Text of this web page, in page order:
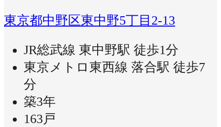
東京都中野区東中野5丁目2-13
JR総武線 東中野駅 徒歩1分
東京メトロ東西線 落合駅 徒歩7
分
築3年
163戸